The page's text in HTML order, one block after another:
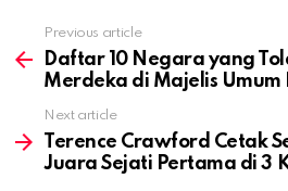
more
Previous article
Daftar 10 Negara yang
Merdeka di Majelis Umum
Next article
Terence Crawford Cetak
Juara Sejati Pertama di 3